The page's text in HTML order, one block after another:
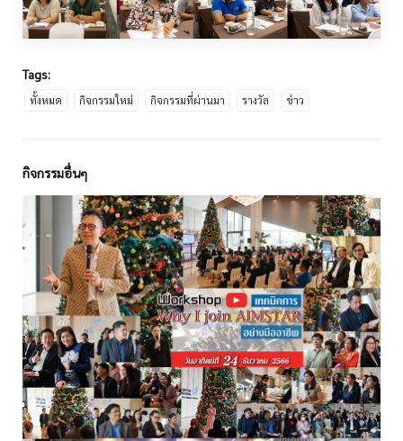
Tags:
ทั้งหมด กิจกรรมใหม่ กิจกรรมที่ผ่านมา รางวัล ข่าว
กิจกรรมอื่นๆ